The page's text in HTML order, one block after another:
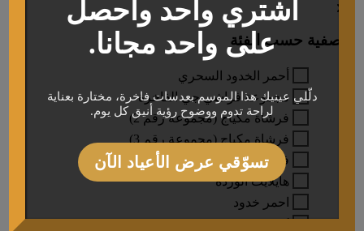
تصفية حسب الفئة
أحمر الخدود السحري
مجموعة فراشي جي الفاخرة
فرشاة مكياج (مجموعة رقم 2)
فرشاة مكياج (مجموعة رقم 3)
فرشاة مكياج بامبو
هايلايت الوردة
احمر خدود
كونتور
اشتري واحد واحصل
على واحد مجانا.
دلّلي عينيك هذا الموسم بعدسات فاخرة، مختارة بعناية
لراحة تدوم ووضوح رؤية أنيق كل يوم.
تسوّقي عرض الأعياد الآن